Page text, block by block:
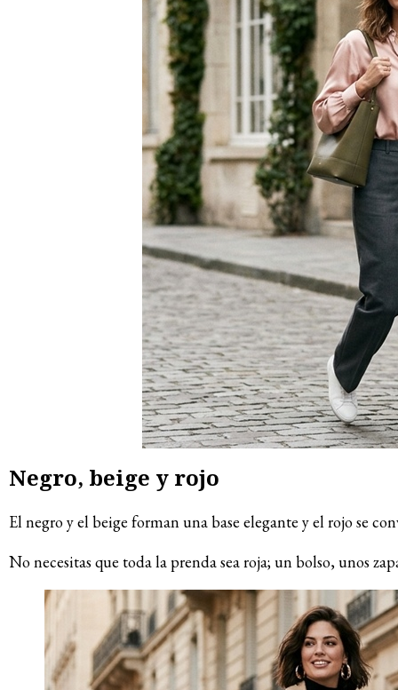
Negro, beige y rojo
El negro y el beige forman una base elegante y el rojo se
No necesitas que toda la prenda sea roja; un bolso, unos